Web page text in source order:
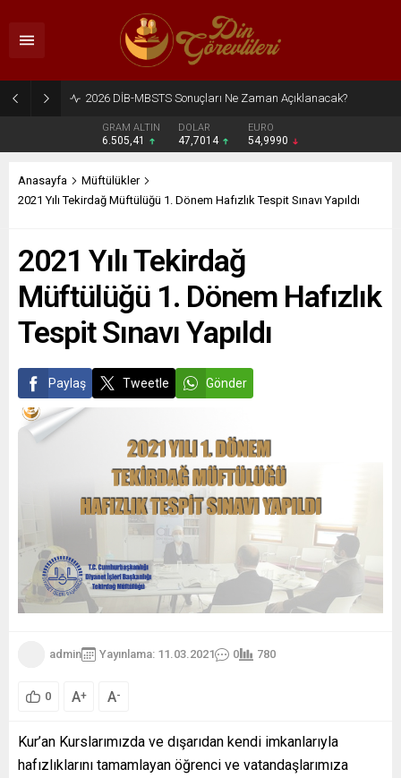
2026 DİB-MBSTS Sonuçları Ne Zaman Açıklanacak?
GRAM ALTIN
6.505,41
DOLAR
47,7014
EURO
54,9990
Anasayfa
Müftülükler
2021 Yılı Tekirdağ Müftülüğü 1. Dönem Hafızlık Tespit Sınavı Yapıldı
2021 Yılı Tekirdağ
Müftülüğü 1. Dönem Hafızlık
Tespit Sınavı Yapıldı
Paylaş Tweetle Gönder
admin Yayınlama: 11.03.2021 0 780
0 A+ A-
Kur’an Kurslarımızda ve dışarıdan kendi imkanlarıyla
hafızlıklarını tamamlayan öğrenci ve vatandaşlarımıza